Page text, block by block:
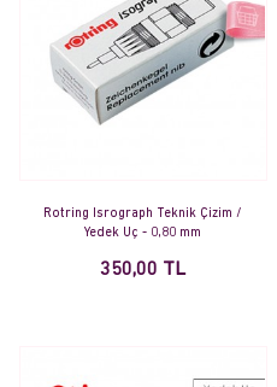
Rotring Isrograph Teknik Çizim /
Yedek Uç - 0,80 mm
350,00 TL